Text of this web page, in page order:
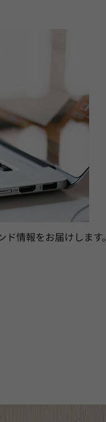
情報をお届けします。